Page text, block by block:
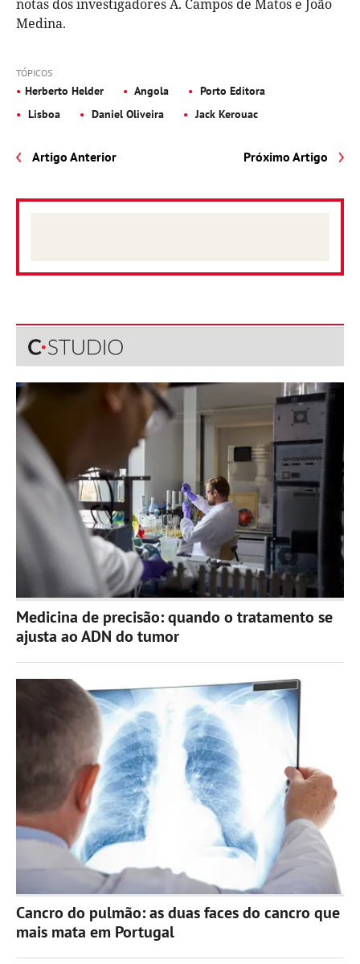
notas dos investigadores A. Campos de Matos e João
Medina.
TÓPICOS
Herberto Helder Angola
Porto Editora
Lisboa
Daniel Oliveira Jack Kerouac
Artigo Anterior Próximo Artigo
Medicina de precisão: quando o tratamento se
ajusta ao ADN do tumor
Cancro do pulmão: as duas faces do cancro que
mais mata em Portugal